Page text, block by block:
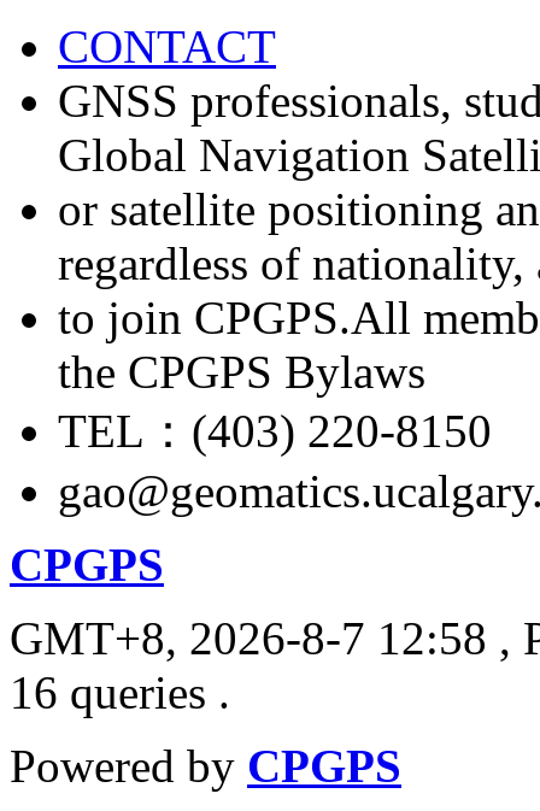
CONTACT
GNSS professionals,
Global Navigation
or satellite positioning
regardless of nationality,
to join CPGPS.All
the CPGPS Bylaws
TEL：(403) 220-8150
CPGPS
GMT+8, 2026-8-7 12:58 ,
16 queries .
Powered by CPGPS